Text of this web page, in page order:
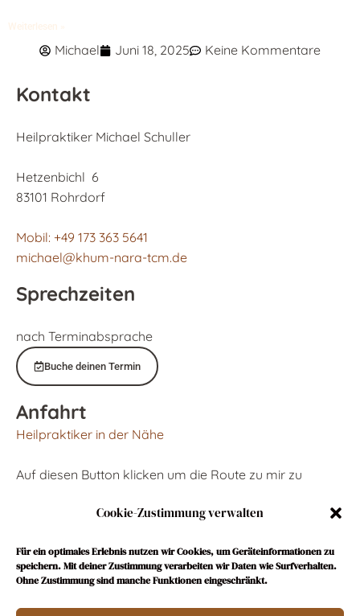
Cookie-Zustimmung verwalten
Für ein optimales Erlebnis nutzen wir Cookies, um Geräteinformationen zu
speichern. Mit deiner Zustimmung verarbeiten wir Daten wie Surfverhalten.
Ohne Zustimmung sind manche Funktionen eingeschränkt.
Weiterlesen »
Michael Juni 18, 2025 Keine Kommentare
Kontakt
Heilpraktiker Michael Schuller
Hetzenbichl 6
83101 Rohrdorf
Mobil: +49 173 363 5641
michael@khum-nara-tcm.de
Sprechzeiten
nach Terminabsprache
Buche deinen Termin
Anfahrt
Heilpraktiker in der Nähe
Auf diesen Button klicken um die Route zu mir zu